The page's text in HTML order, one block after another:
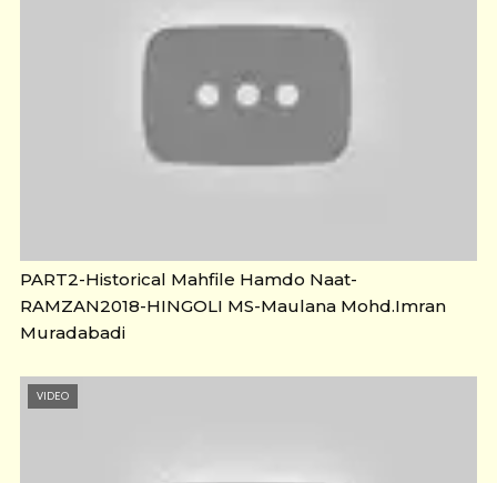
PART2-Historical Mahfile Hamdo Naat-
RAMZAN2018-HINGOLI MS-Maulana Mohd.Imran
Muradabadi
VIDEO